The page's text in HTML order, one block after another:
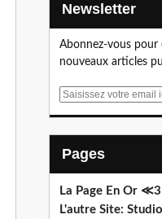
Newsletter
Abonnez-vous pour
nouveaux articles
E
Pages
La Page En Or ≪3
L'autre Site: